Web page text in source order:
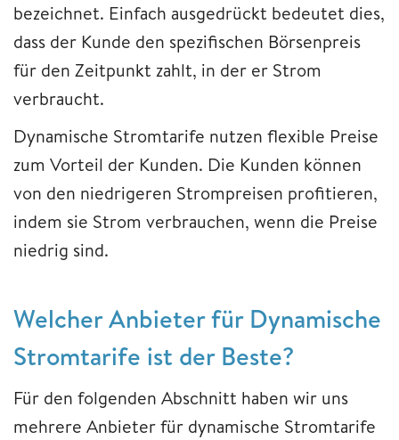
bezeichnet. Einfach ausgedrückt bedeutet dies,
dass der Kunde den spezifischen Börsenpreis
für den Zeitpunkt zahlt, in der er Strom
verbraucht.
Dynamische Stromtarife nutzen flexible Preise
zum Vorteil der Kunden. Die Kunden können
von den niedrigeren Strompreisen profitieren,
indem sie Strom verbrauchen, wenn die Preise
niedrig sind.
Welcher Anbieter für Dynamische
Stromtarife ist der Beste?
Für den folgenden Abschnitt haben wir uns
mehrere Anbieter für dynamische Stromtarife